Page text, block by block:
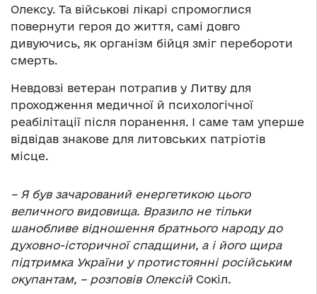
Олексу. Та військові лікарі спромоглися
повернути героя до життя, самі довго
дивуючись, як організм бійця зміг перебороти
смерть.
Невдовзі ветеран потрапив у Литву для
проходження медичної й психологічної
реабілітації після поранення. І саме там уперше
відвідав знакове для литовських патріотів
місце.
– Я був зачарований енергетикою цього
величного видовища. Вразило не тільки
шанобливе відношення братнього народу до
духовно-історичної спадщини, а і його щира
підтримка України у протистоянні російським
окупантам, – розповів ОлексійСокіл.